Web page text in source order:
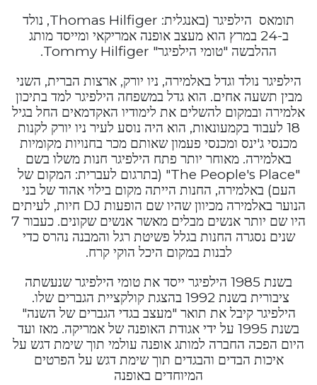
תומאס הילפיגר (באנגלית: Thomas Hilfiger, נולד
ב-24 במרץ הוא מעצב אופנה אמריקאי ומייסד מותג
ההלבשה "טומי הילפיגר" Tommy Hilfiger.
הילפיגר נולד וגדל באלמירה, ניו יורק, ארצות הברית, השני
מבין תשעה אחים. הוא גדל במשפחה הילפיגר למד בתיכון
אלמירה ובמקום להשלים את לימודיו האקדמאים החל בגיל
18 לעבוד בקמעונאות, הוא היה נוסע לעיר ניו יורק לקנות
מכנסי ג'ינס ומכנסי פעמון שאותם מכר בחנויות מקומיות
באלמירה. מאוחר יותר פתח הילפיגר חנות משלו בשם
"The People's Place" (בתרגום לעברית: המקום של
העם) באלמירה, החנות הייתה מקום בילוי אהוד של בני
הנוער באלמירה מכיוון שהיו שם הופעות DJ חיות, לעיתים
היו שם יותר אנשים מבלים מאשר אנשים שקונים. כעבור 7
שנים נסגרה החנות בגלל פשיטת רגל והמבנה נהרס כדי
לבנות במקום היכל הוקי קרח.
בשנת 1985 הילפיגר ייסד את טומי הילפיגר שנעשתה
ציבורית בשנת 1992 בהצגת קולקציית הגברים שלו.
הילפיגר קיבל את תואר "מעצב בגדי הגברים של השנה"
בשנת 1995 על ידי אגודת האופנה של אמריקה. מאז ועד
היום הפכה החברה למותג אופנה עולמי תוך שימת דגש על
איכות הבדים והבגדים תוך שימת דגש על הפרטים
המיוחדים באופנה